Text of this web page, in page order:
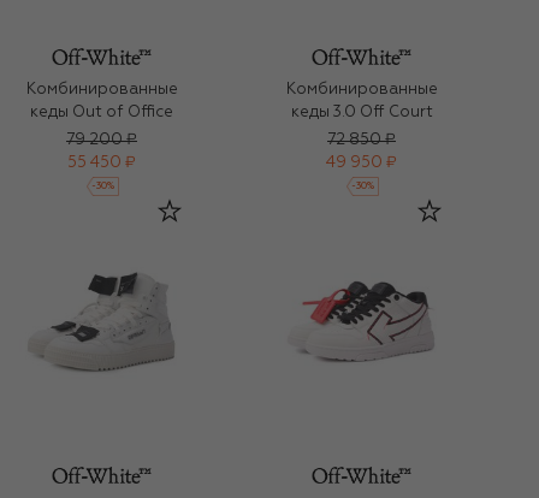
Комбинированные
кеды Out of Office
79 200 ₽
55 450 ₽
-30%
Комбинированные
кеды 3.0 Off Court
72 850 ₽
49 950 ₽
-30%